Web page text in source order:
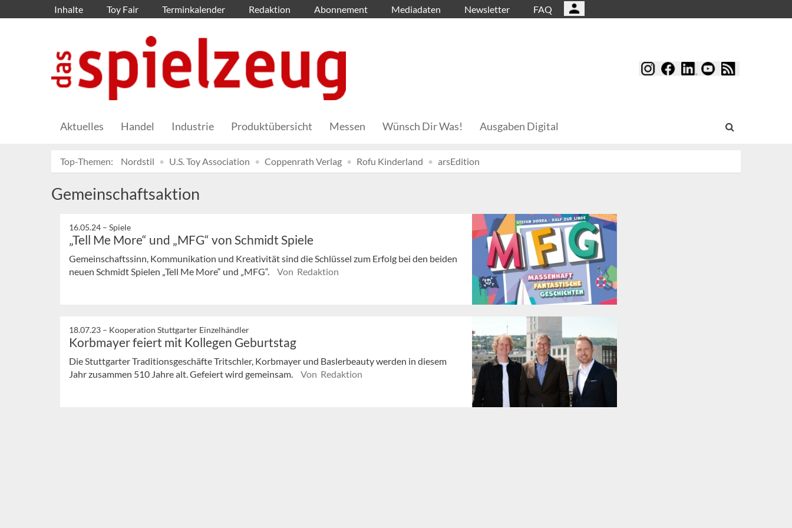
Inhalte Toy Fair Terminkalender Redaktion Abonnement Mediadaten Newsletter FAQ
Aktuelles Handel Industrie Produktübersicht Messen Wünsch Dir Was! Ausgaben Digital
Top-Themen: Nordstil U.S. Toy Association Coppenrath Verlag Rofu Kinderland arsEdition
Gemeinschaftsaktion
16.05.24 – Spiele
„Tell Me More“ und „MFG“ von Schmidt Spiele
Gemeinschaftssinn, Kommunikation und Kreativität sind die Schlüssel zum Erfolg bei den beiden
neuen Schmidt Spielen „Tell Me More“ und „MFG“.
Von Redaktion
18.07.23 – Kooperation Stuttgarter Einzelhändler
Korbmayer feiert mit Kollegen Geburtstag
Die Stuttgarter Traditionsgeschäfte Tritschler, Korbmayer und Baslerbeauty werden in diesem
Jahr zusammen 510 Jahre alt. Gefeiert wird gemeinsam.
Von Redaktion